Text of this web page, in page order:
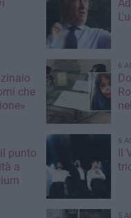
che
6
punto
a
6
5